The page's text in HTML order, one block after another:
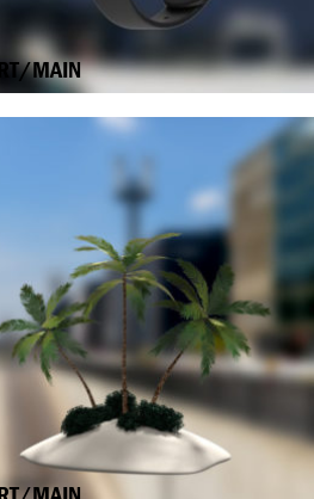
MAIN